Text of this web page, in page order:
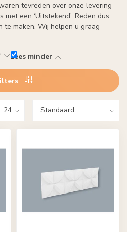
tevreden over onze levering
een ‘Uitstekend’. Reden dus,
te maken. Wij helpen u graag
Lees minder